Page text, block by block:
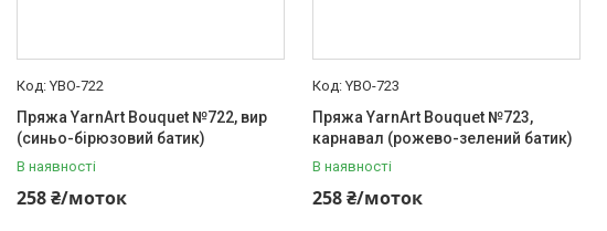
YBO-722
Пряжа YarnArt Bouquet №722, вир
(синьо-бірюзовий батик)
В наявності
258 ₴/моток
YBO-723
Пряжа YarnArt Bouquet №723,
карнавал (рожево-зелений батик)
В наявності
258 ₴/моток